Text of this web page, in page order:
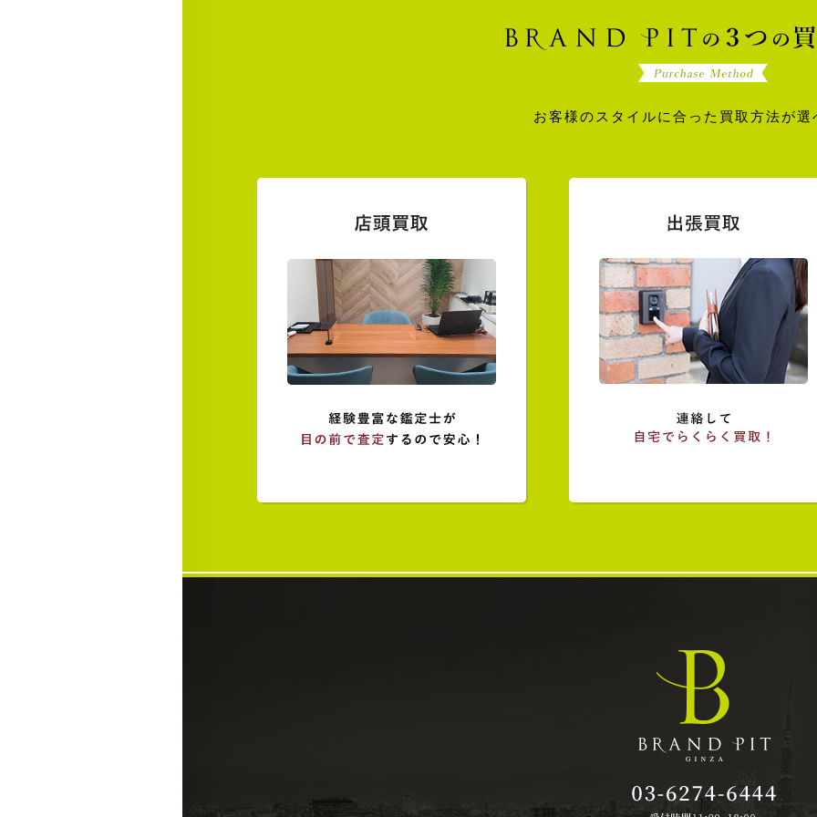
お客様のスタイルに合った買取方法が選